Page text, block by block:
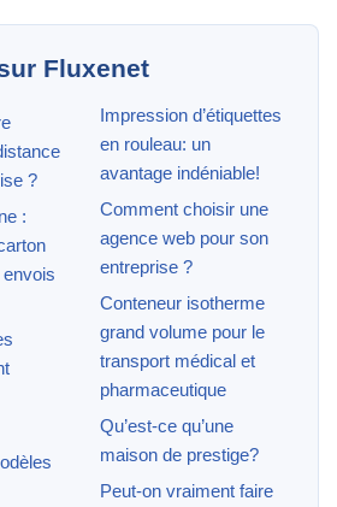
Fluxenet
?
:
Impression d’étiquettes
en rouleau: un
avantage indéniable!
Comment choisir une
agence web pour son
entreprise ?
Conteneur isotherme
grand volume pour le
transport médical et
pharmaceutique
Qu’est-ce qu’une
maison de prestige?
Peut-on vraiment faire